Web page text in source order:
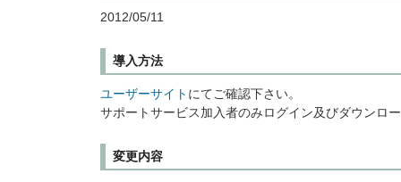
2012/05/11
導入方法
ユーザーサイト にてご確認下さい。
サポートサービス加入者のみログイン及びダウンロ
変更内容